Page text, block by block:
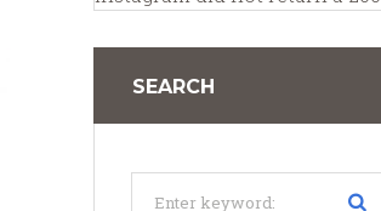
SEARCH